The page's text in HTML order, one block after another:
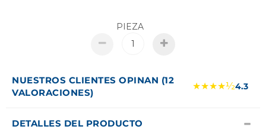
PIEZA
NUESTROS CLIENTES OPINAN (12
VALORACIONES)
★★★★½4.3
DETALLES DEL PRODUCTO